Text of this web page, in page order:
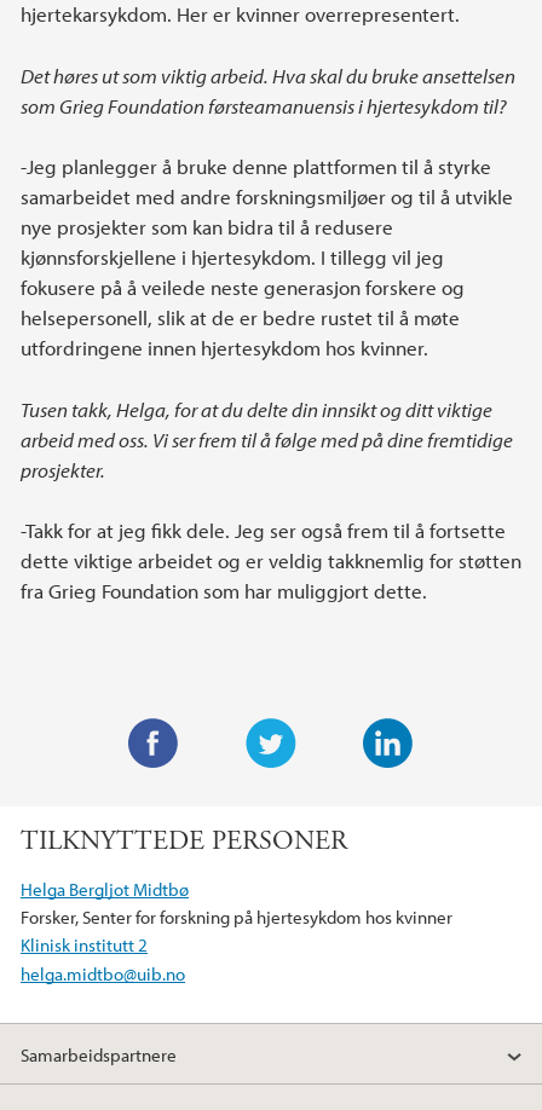
hjertekarsykdom. Her er kvinner overrepresentert.
Det høres ut som viktig arbeid. Hva skal du bruke ansettelsen
som Grieg Foundation førsteamanuensis i hjertesykdom til?
-Jeg planlegger å bruke denne plattformen til å styrke
samarbeidet med andre forskningsmiljøer og til å utvikle
nye prosjekter som kan bidra til å redusere
kjønnsforskjellene i hjertesykdom. I tillegg vil jeg
fokusere på å veilede neste generasjon forskere og
helsepersonell, slik at de er bedre rustet til å møte
utfordringene innen hjertesykdom hos kvinner.
Tusen takk, Helga, for at du delte din innsikt og ditt viktige
arbeid med oss. Vi ser frem til å følge med på dine fremtidige
prosjekter.
-Takk for at jeg fikk dele. Jeg ser også frem til å fortsette
dette viktige arbeidet og er veldig takknemlig for støtten
fra Grieg Foundation som har muliggjort dette.
i
t
e
b
o
o
TILKNYTTEDE PERSONER
Helga Bergljot Midtbø
Forsker, Senter for forskning på hjertesykdom hos kvinner
Klinisk institutt 2
helga.midtbo@uib.no
Samarbeidspartnere